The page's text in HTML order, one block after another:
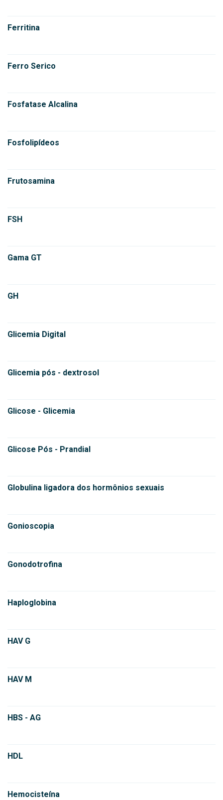
Ferritina
Ferro Serico
Fosfatase Alcalina
Fosfolipídeos
Frutosamina
FSH
Gama GT
GH
Glicemia Digital
Glicemia pós - dextrosol
Glicose - Glicemia
Glicose Pós - Prandial
Globulina ligadora dos hormônios sexuais
Gonioscopia
Gonodotrofina
Haploglobina
HAV G
HAV M
HBS - AG
HDL
Hemocisteína